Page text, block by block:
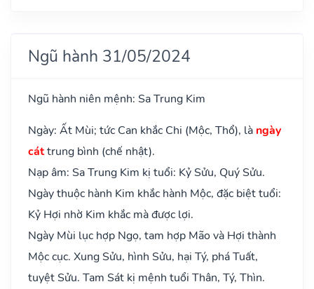
Ngũ hành 31/05/2024
Ngũ hành niên mệnh: Sa Trung Kim
Ngày: Ất Mùi; tức Can khắc Chi (Mộc, Thổ), là ngày
cáttrung bình (chế nhật).
Nạp âm: Sa Trung Kim kị tuổi: Kỷ Sửu, Quý Sửu.
Ngày thuộc hành Kim khắc hành Mộc, đặc biệt tuổi:
Kỷ Hợi nhờ Kim khắc mà được lợi.
Ngày Mùi lục hợp Ngọ, tam hợp Mão và Hợi thành
Mộc cục. Xung Sửu, hình Sửu, hại Tý, phá Tuất,
tuyệt Sửu. Tam Sát kị mệnh tuổi Thân, Tý, Thìn.